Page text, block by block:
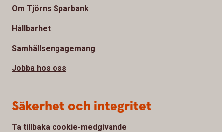
Om Tjörns Sparbank
Hållbarhet
Samhällsengagemang
Jobba hos oss
Säkerhet och integritet
Ta tillbaka cookie-medgivande